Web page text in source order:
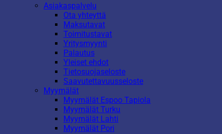
Asiakaspalvelu
Ota yhteyttä
Maksutavat
Toimitustavat
Yritysmyynti
Palautus
Yleiset ehdot
Tietosuojaseloste
Saavutettavuusseloste
Myymälät
Myymälät Espoo Tapiola
Myymälät Turku
Myymälät Lahti
Myymälät Pori